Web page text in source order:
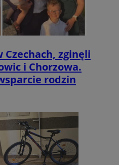
zginęli
i Chorzowa.
rodzin